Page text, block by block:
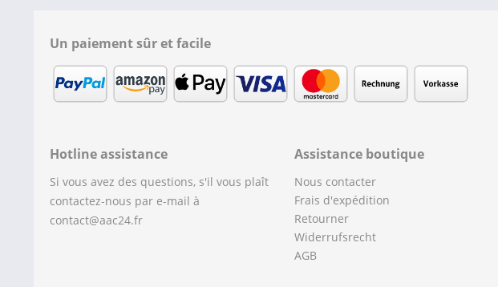
Un paiement sûr et facile
Hotline assistance
Si vous avez des questions, s'il vous plaît
contactez-nous par e-mail à
contact@aac24.fr
Assistance boutique
Nous contacter
Frais d'expédition
Retourner
Widerrufsrecht
AGB